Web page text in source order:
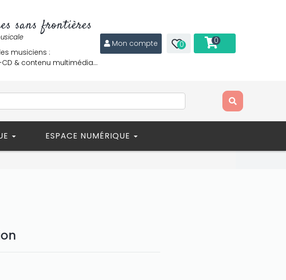
sans frontières
musiciens :
CD & contenu multimédia…
Mon compte 0 0
ESPACE NUMÉRIQUE